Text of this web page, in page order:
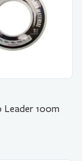
Leader 100m